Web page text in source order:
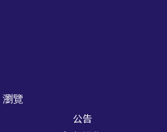
瀏覽
公告